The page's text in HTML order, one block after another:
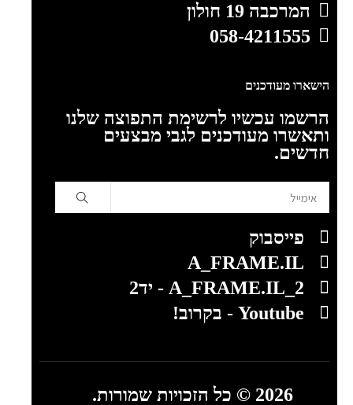
המרכבה 19 חולון
058-4211555
הישארו מעודכנים
הרשמו עכשיו לרשימת התפוצה שלנו
ותאשרו מעודכנים לגבי מבצעים
חדשים.
פייסבוק
A_FRAME.IL
A_FRAME.IL_2 - יד2
Youtube - בקרוב!
2026 © כל הזכויות שמורות.